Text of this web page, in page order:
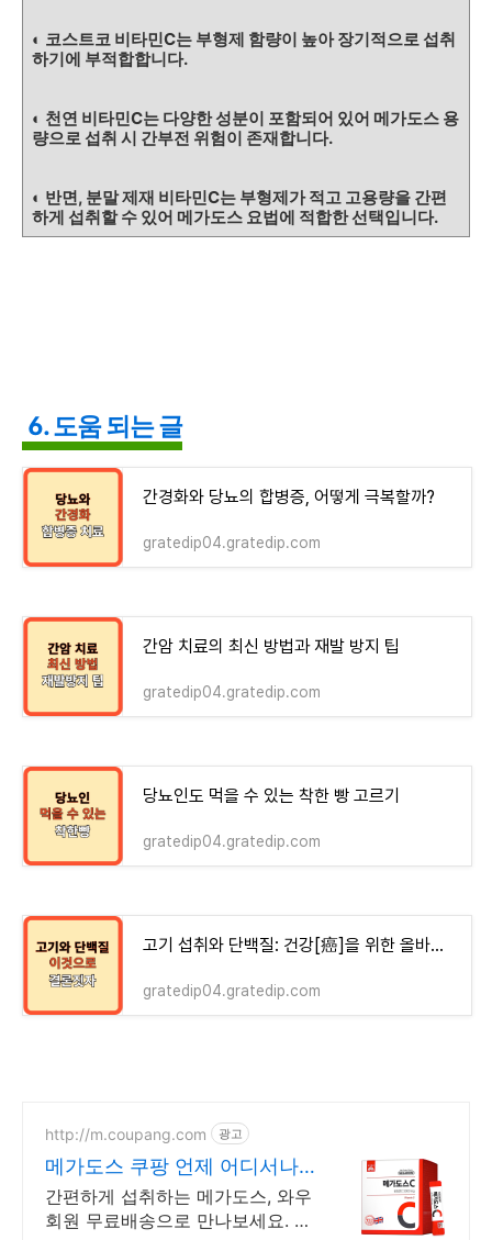
◐ 코스트코 비타민C는 부형제 함량이 높아 장기적으로 섭취
하기에 부적합합니다.
◐ 천연 비타민C는 다양한 성분이 포함되어 있어 메가도스 용
량으로 섭취 시 간부전 위험이 존재합니다.
◐ 반면, 분말 제재 비타민C는 부형제가 적고 고용량을 간편
하게 섭취할 수 있어 메가도스 요법에 적합한 선택입니다.
6. 도움 되는 글
간경화와 당뇨의 합병증, 어떻게 극복할까?
gratedip04.gratedip.com
간암 치료의 최신 방법과 재발 방지 팁
gratedip04.gratedip.com
당뇨인도 먹을 수 있는 착한 빵 고르기
gratedip04.gratedip.com
고기 섭취와 단백질: 건강[癌]을 위한 올바른 접근
gratedip04.gratedip.com
http://m.coupang.com 광고
메가도스 쿠팡 언제 어디서나
간편하게
간편하게 섭취하는 메가도스, 와우
회원 무료배송으로 만나보세요. 개